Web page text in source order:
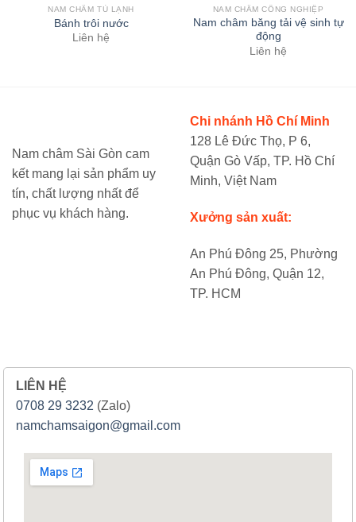
NAM CHÂM TỦ LẠNH
Bánh trôi nước
Liên hệ
NAM CHÂM CÔNG NGHIỆP
Nam châm băng tải vệ sinh tự
động
Liên hệ
Nam châm Sài Gòn cam
kết mang lại sản phẩm uy
tín, chất lượng nhất để
phục vụ khách hàng.
Chi nhánh Hồ Chí Minh
128 Lê Đức Thọ, P 6,
Quận Gò Vấp, TP. Hồ Chí
Minh, Việt Nam
Xưởng sản xuất:
An Phú Đông 25, Phường
An Phú Đông, Quận 12,
TP. HCM
LIÊN HỆ
0708 29 3232 (Zalo)
namchamsaigon@gmail.com